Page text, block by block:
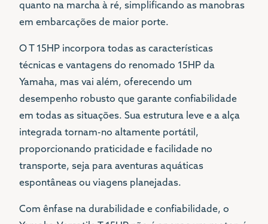
quanto na marcha à ré, simplificando as manobras
em embarcações de maior porte.
O T 15HP incorpora todas as características
técnicas e vantagens do renomado 15HP da
Yamaha, mas vai além, oferecendo um
desempenho robusto que garante confiabilidade
em todas as situações. Sua estrutura leve e a alça
integrada tornam-no altamente portátil,
proporcionando praticidade e facilidade no
transporte, seja para aventuras aquáticas
espontâneas ou viagens planejadas.
Com ênfase na durabilidade e confiabilidade, o